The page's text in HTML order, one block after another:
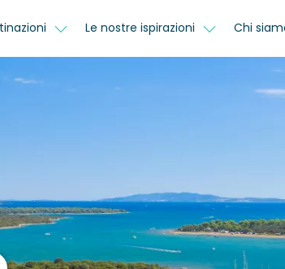
Le nostre ispirazioni Chi